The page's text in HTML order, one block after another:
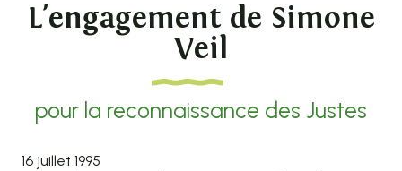
L'engagement de Simone
Veil
pour la reconnaissance des Justes
16 juillet 1995